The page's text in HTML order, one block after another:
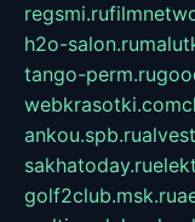
regsmi.ru
h2o-salon.ru
tango-perm.ru
webkrasotki.com
ankou.spb.ru
sakhatoday.ru
golf2club.msk.ru